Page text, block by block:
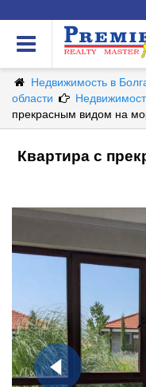
Недвижимость в
области
прекрасным видом на
Квартира с